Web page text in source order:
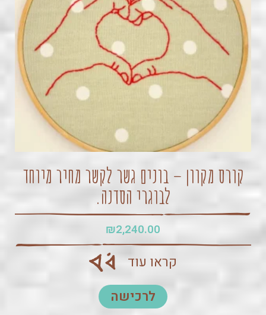
קורס מקוון – בונים גשר לקשר מחיר מיוחד
לבוגרי הסדנה.
₪2,240.00
קראו עוד
לרכישה